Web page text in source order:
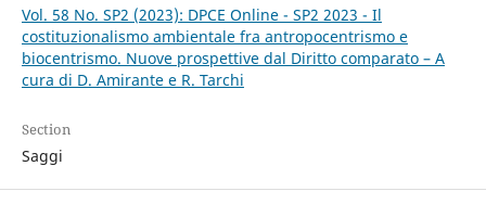
Vol. 58 No. SP2 (2023): DPCE Online - SP2 2023 - Il
costituzionalismo ambientale fra antropocentrismo e
biocentrismo. Nuove prospettive dal Diritto comparato – A
cura di D. Amirante e R. Tarchi
Section
Saggi